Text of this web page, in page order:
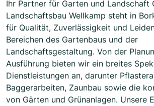
Ihr Partner für Garten und Landschaft
Landschaftsbau Wellkamp steht in
für Qualität, Zuverlässigkeit und
Bereichen des Gartenbaus und der
Landschaftsgestaltung. Von der
Ausführung bieten wir ein breites
Dienstleistungen an, darunter
Baggerarbeiten, Zaunbau sowie die
von Gärten und Grünanlagen. Unsere